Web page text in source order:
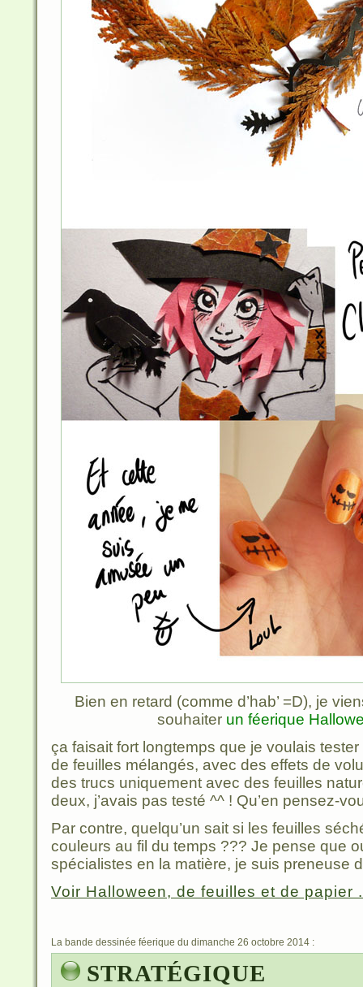
Bien en retard (comme d’hab’ =D), je
souhaiter un féerique
ça faisait fort longtemps que je voulais
de feuilles mélangés, avec des effets de
des trucs uniquement avec des feuilles
deux, j’avais pas testé ^^ ! Qu’en pensez-
Par contre, quelqu’un sait si les feuilles
couleurs au fil du temps ??? Je pense que
spécialistes en la matière, je suis preneuse
Voir Halloween, de feuilles et de papier
La bande dessinée féerique du dimanche 26 octobre 2014 :
STRATÉGIQUE